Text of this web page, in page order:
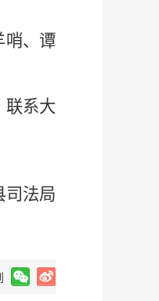
哨、谭
联系大
司法局